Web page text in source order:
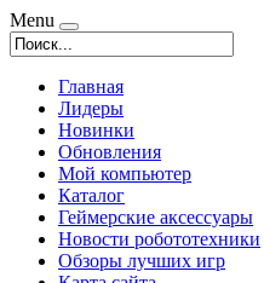
Menu
Главная
Лидеры
Новинки
Обновления
Мой компьютер
Каталог
Геймерские аксессуары
Новости робототехники
Обзоры лучших игр